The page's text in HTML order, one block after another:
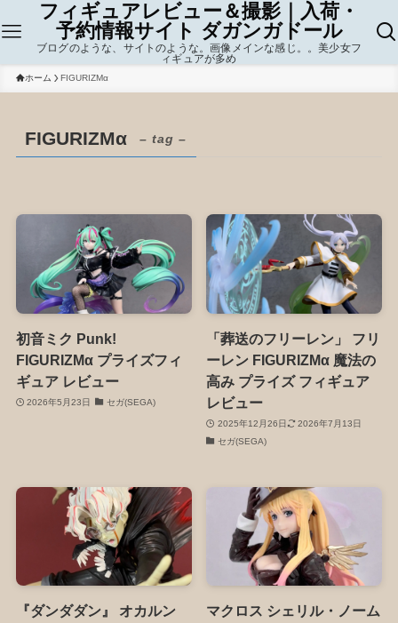
フィギュアレビュー＆撮影｜入荷・
予約情報サイト ダガンガドール
ブログのような、サイトのような。画像メインな感じ。。美少女フ
ィギュアが多め
ホーム FIGURIZMα
FIGURIZMα – tag –
初音ミク Punk!
FIGURIZMα プライズフィ
ギュア レビュー
2026年5月23日 セガ(SEGA)
「葬送のフリーレン」 フリ
ーレン FIGURIZMα 魔法の
高み プライズ フィギュア
レビュー
2025年12月26日
2026年7月13日
セガ(SEGA)
『ダンダダン』 オカルン
マクロス シェリル・ノーム